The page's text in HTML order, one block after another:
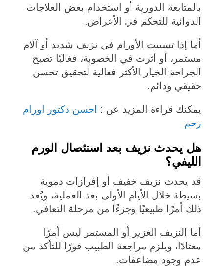
بالمتابعة الدورية أو استخدام بعض العلاجات
الدوائية للتحكم في الأعراض.
أما إذا تسببت الأورام في نزيف شديد أو آلام
مستمر، أو أثرت في الخصوبة، فغالبًا تصبح
الجراحة الخيار الأكثر فعالية لتحقيق تحسن
حقيقي ودائم.
يمكنك قراءة المزيد عن : احسن دكتور اورام
رحم
هل يحدث نزيف بعد استئصال الورم
الليفي؟
قد يحدث نزيف خفيف أو إفرازات دموية
بسيطة خلال الأيام الأولى بعد العملية، ويُعد
ذلك أمرًا طبيعيًا وجزءًا من مرحلة التعافي.
أما النزيف الغزير أو المستمر ليس أمرًا
معتادًا، ويلزم مراجعة الطبيب فورًا للتأكد من
عدم وجود مضاعفات.